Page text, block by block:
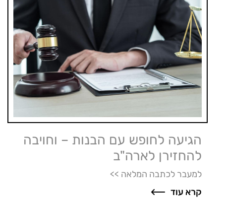
הגיעה לחופש עם הבנות – וחויבה
להחזירן לארה"ב
למעבר לכתבה המלאה >>
קרא עוד